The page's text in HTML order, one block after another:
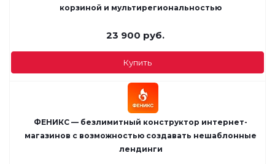
корзиной и мультирегиональностью
23 900 руб.
Купить
ФЕНИКС — безлимитный конструктор интернет-
магазинов с возможностью создавать нешаблонные
лендинги